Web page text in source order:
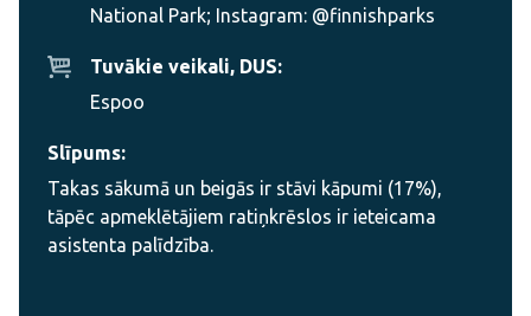
National Park; Instagram: @finnishparks
Tuvākie veikali, DUS:
Espoo
Slīpums:
Takas sākumā un beigās ir stāvi kāpumi (17%),
tāpēc apmeklētājiem ratiņkrēslos ir ieteicama
asistenta palīdzība.